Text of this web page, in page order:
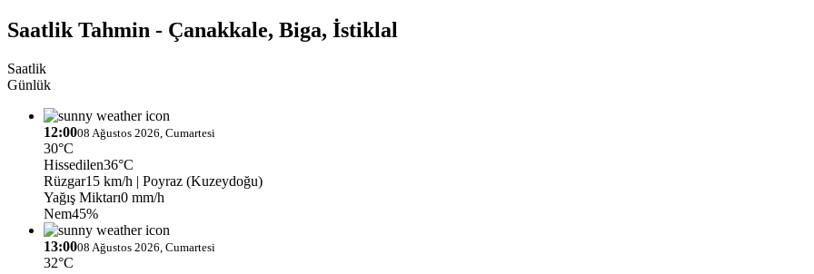
Saatlik Tahmin - Çanakkale, Biga, İstiklal
Saatlik
Günlük
12:0008 Ağustos 2026, Cumartesi
30°C
Hissedilen36°C
Rüzgar15 km/h | Poyraz (Kuzeydoğu)
Yağış Miktarı0 mm/h
Nem45%
13:0008 Ağustos 2026, Cumartesi
32°C